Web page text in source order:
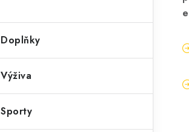
Doplňky
Výživa
Sporty